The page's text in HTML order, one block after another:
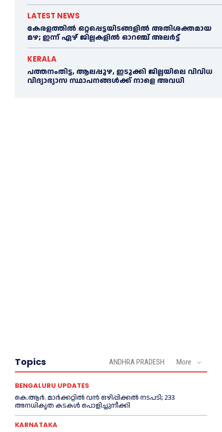
LATEST NEWS
കേരളത്തില്‍ ഒറ്റപ്പെട്ടയിടങ്ങളില്‍ അതിശക്തമായ
മഴ; ഇന്ന് ഏഴ് ജില്ലകളില്‍ ഓറഞ്ച് അലര്‍ട്ട്
KERALA
പത്തനംതിട്ട, ആലപ്പുഴ, ഇടുക്കി ജില്ലയിലെ വിവിധ
വിദ്യാഭ്യാസ സ്ഥാപനങ്ങള്‍ക്ക് നാളെ അവധി
Topics ANDHRA PRADESH More
BENGALURU UPDATES
കെ.ആർ. മാർക്കറ്റിൽ വൻ ഒഴിപ്പിക്കൽ നടപടി; 233
അനധികൃത കടകൾ പൊളിച്ചുനീക്കി
KARNATAKA